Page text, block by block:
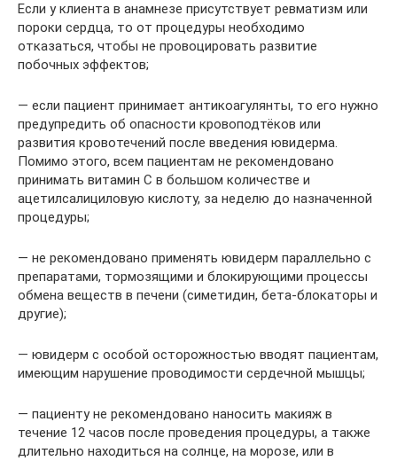
Если у клиента в анамнезе присутствует ревматизм или
пороки сердца, то от процедуры необходимо
отказаться, чтобы не провоцировать развитие
побочных эффектов;
— если пациент принимает антикоагулянты, то его нужно
предупредить об опасности кровоподтёков или
развития кровотечений после введения ювидерма.
Помимо этого, всем пациентам не рекомендовано
принимать витамин С в большом количестве и
ацетилсалициловую кислоту, за неделю до назначенной
процедуры;
— не рекомендовано применять ювидерм параллельно с
препаратами, тормозящими и блокирующими процессы
обмена веществ в печени (симетидин, бета-блокаторы и
другие);
— ювидерм с особой осторожностью вводят пациентам,
имеющим нарушение проводимости сердечной мышцы;
— пациенту не рекомендовано наносить макияж в
течение 12 часов после проведения процедуры, а также
длительно находиться на солнце, на морозе, или в